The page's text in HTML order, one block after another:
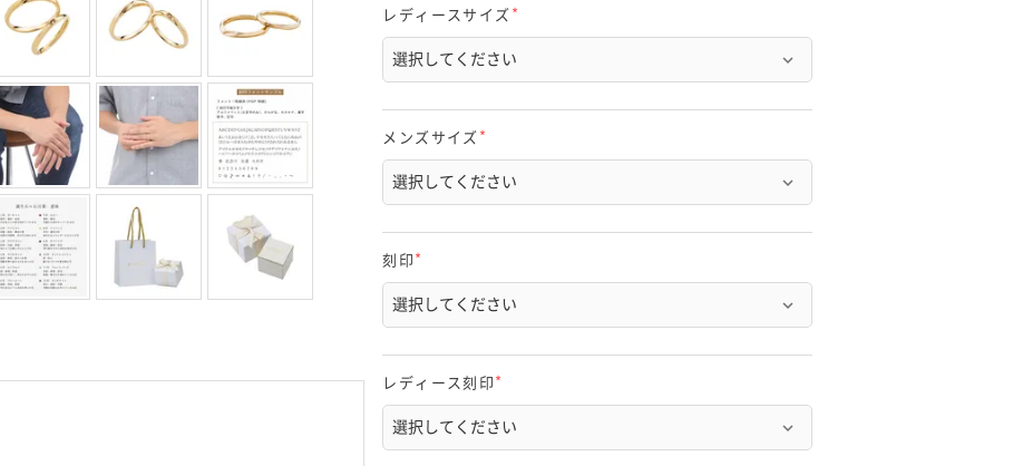
レディースサイズ
須
)
メンズサイズ
須
)
刻印
須
)
レディース刻印
須
)